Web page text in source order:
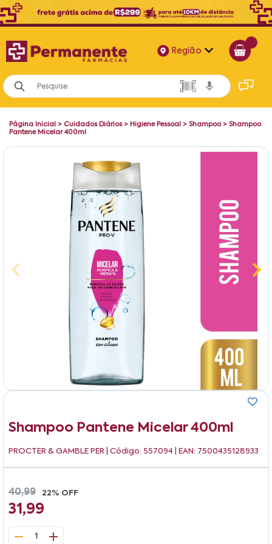
Região
Alagoas
Bahia
Página Inicial > Cuidados Diários> Higiene Pessoal > Shampoo> Shampoo
Pantene Micelar 400ml
Shampoo Pantene Micelar 400ml
PROCTER & GAMBLE PER | Código: 557094 | EAN: 7500435128933
40,99 22% OFF
31,99
1